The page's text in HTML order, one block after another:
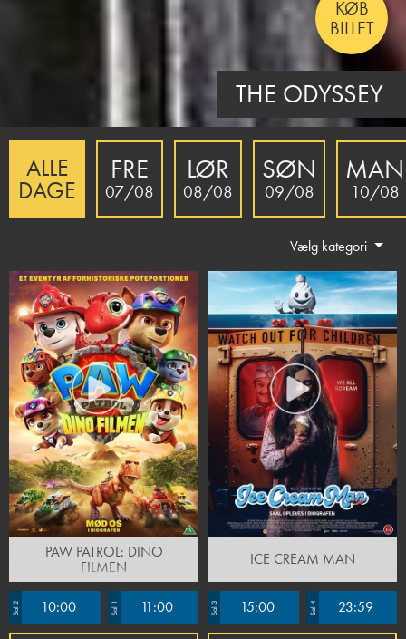
KØB
BILLET
MINIONS & MONSTERS - DK TALE
ALLE
DAGE
FRE
07/08
LØR
08/08
SØN
09/08
MAN
10/08
Vælg kategori
PAW PATROL: DINO
FILMEN
Sal 2 10:00 Sal 1 11:00
ICE CREAM MAN
Sal 3 15:00 Sal 4 23:59